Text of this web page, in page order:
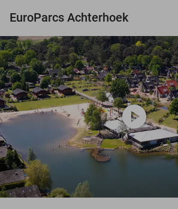
EuroParcs Achterhoek
play_circle